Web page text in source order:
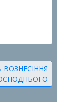
ВОЗНЕСІННЯ